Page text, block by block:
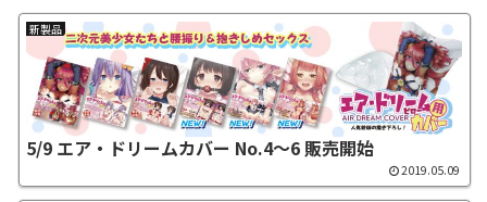
新製品
5/9 エア・ドリームカバー No.4～6 販売開始
2019.05.09